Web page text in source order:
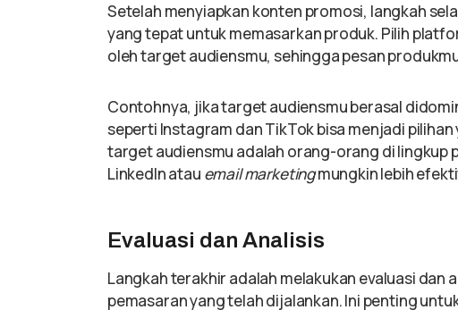
Setelah menyiapkan konten promosi, langkah
yang tepat untuk memasarkan produk. Pilih
oleh target audiensmu, sehingga pesan
Contohnya, jika target audiensmu berasal
seperti Instagram dan TikTok bisa menjadi
target audiensmu adalah orang-orang di lingkup
LinkedIn atau email marketingmungkin lebih
Evaluasi dan Analisis
Langkah terakhir adalah melakukan evaluasi dan
pemasaran yang telah dijalankan. Ini penting